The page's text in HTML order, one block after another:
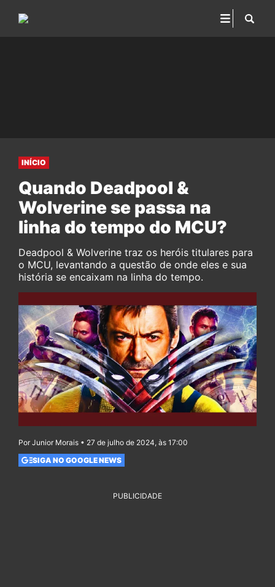
INÍCIO
Quando Deadpool &
Wolverine se passa na
linha do tempo do MCU?
Deadpool & Wolverine traz os heróis titulares para
o MCU, levantando a questão de onde eles e sua
história se encaixam na linha do tempo.
Por Junior Morais • 27 de julho de 2024, às 17:00
SIGA NO GOOGLE NEWS
PUBLICIDADE